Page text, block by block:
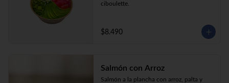
ciboulette.
$8.490
Salmón con Arroz
Salmón a la plancha con arroz, palta y